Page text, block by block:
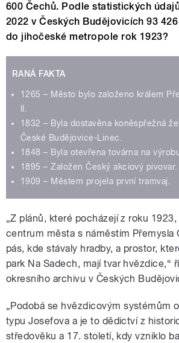
600 Čechů. Podle statistických
2022 v Českých Budějovicích 93
do jihočeské metropole rok 1923?
RANÁ FAKTA
1265 – Město bylo založeno králem
1832 – Byla dostavěna koněspřežná
České Budějovice-Linec.
1848 – Byla otevřena továrna na
1895 – Založen Český akciový pivovar.
1909 – Městem projela první tramvaj.
„Z plánů, které pocházejí z roku
centrum města s náměstím Přemysla
pás, kde stávaly hradby, a prostor,
park Na Sadech, mají tvar hvězdice,“
okresního archivu v Českých
„Podobá se hvězdicovým systémům
typu Josefova a je to dědictví z
středověku a 17. století, kdy vzniklo